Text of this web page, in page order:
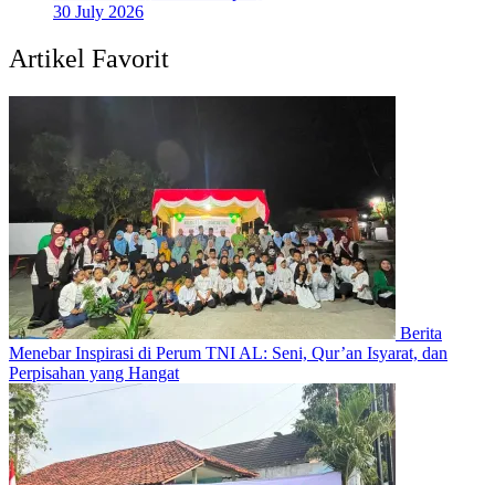
30 July 2026
Artikel Favorit
Berita
Menebar Inspirasi di Perum TNI AL: Seni, Qur’an Isyarat, dan
Perpisahan yang Hangat